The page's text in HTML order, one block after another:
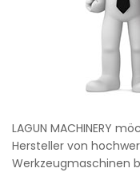
LAGUN MACHINERY
Hersteller von
Werkzeugmaschinen